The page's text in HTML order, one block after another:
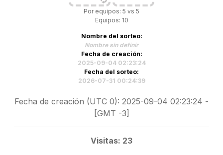
Por equipos: 5 vs 5
Equipos: 10
Nombre del sorteo:
Nombre sin definir
Fecha de creación:
2025-09-04 02:23:24
Fecha del sorteo:
2026-07-31 00:24:39
Fecha de creación (UTC 0): 2025-09-04 02:23:24 -
[GMT -3]
Visitas: 23